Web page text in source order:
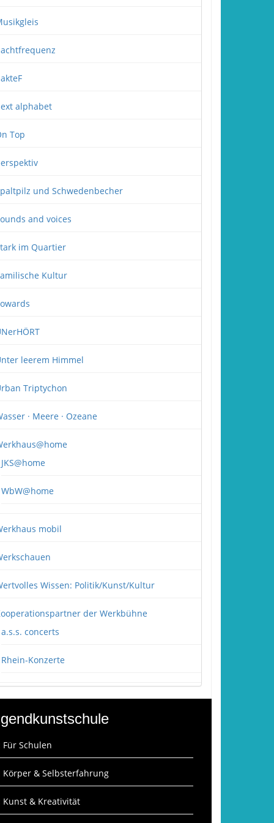
alphabet
Top
und Schwedenbecher
and voices
im Quartier
Kultur
leerem Himmel
Triptychon
· Meere · Ozeane
JKS@home
WbW@home
mobil
Wissen: Politik/Kunst/Kultur
der Werkbühne
a.s.s. concerts
Rhein-Konzerte
Für Schulen
Körper & Selbsterfahrung
Kunst & Kreativität